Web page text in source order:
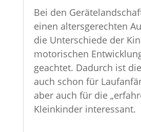
Bei den
einen altersgerechten
die Unterschiede der
motorischen
geachtet. Dadurch ist
auch schon für
aber auch für die
Kleinkinder interessant.